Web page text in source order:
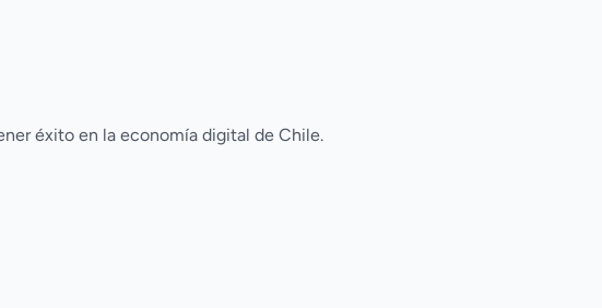
éxito en la economía digital de Chile.